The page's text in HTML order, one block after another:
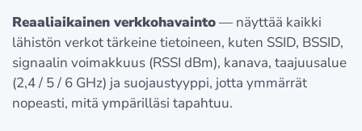
Reaaliaikainen verkkohavainto— näyttää kaikki
lähistön verkot tärkeine tietoineen, kuten SSID, BSSID,
signaalin voimakkuus (RSSI dBm), kanava, taajuusalue
(2,4 / 5 / 6 GHz) ja suojaustyyppi, jotta ymmärrät
nopeasti, mitä ympärilläsi tapahtuu.